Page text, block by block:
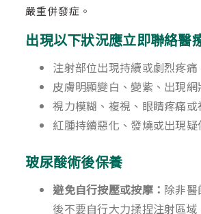
嚴重併發症。
出現以下狀況應立即聯絡醫
注射部位出現持續或劇烈疼痛
皮膚明顯變白、變紫、出現網
視力模糊、複視、眼睛疼痛或
紅腫持續惡化、發燒或出現疑
玻尿酸術後保養
避免自行按壓或按摩： 除非
後不要自行大力揉捏注射區域